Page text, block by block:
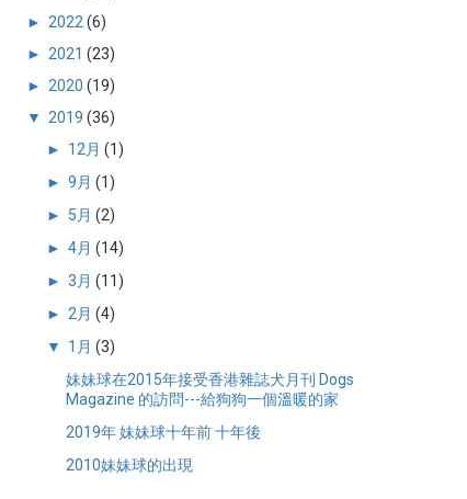
► 2022 (6)
► 2021 (23)
► 2020 (19)
▼ 2019 (36)
► 12月(1)
►9月(1)
► 5月(2)
►4月(14)
►3月(11)
► 2月(4)
▼ 1月(3)
妹妹球在2015年接受香港雜誌犬月刊 Dogs
Magazine 的訪問---給狗狗一個溫暖的家
2019年 妹妹球十年前 十年後
2010妹妹球的出現